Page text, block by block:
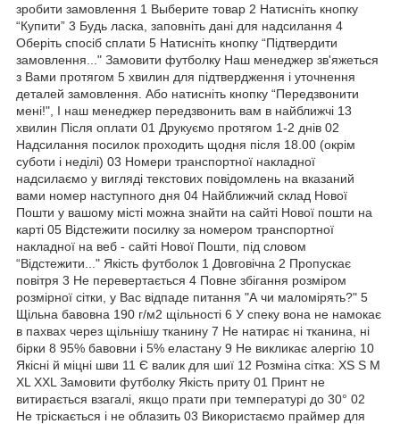
зробити замовлення 1 Выберите товар 2 Натисніть кнопку
“Купити” 3 Будь ласка, заповніть дані для надсилання 4
Оберіть спосіб сплати 5 Натисніть кнопку “Підтвердити
замовлення..." Замовити футболку Наш менеджер зв'яжеться
з Вами протягом 5 хвилин для підтвердження і уточнення
деталей замовлення. Або натисніть кнопку “Передзвонити
мені!", І наш менеджер передзвонить вам в найближчі 13
хвилин Після оплати 01 Друкуємо протягом 1-2 днів 02
Надсилання посилок проходить щодня після 18.00 (окрім
суботи і неділі) 03 Номери транспортної накладної
надсилаємо у вигляді текстових повідомлень на вказаний
вами номер наступного дня 04 Найближчий склад Нової
Пошти у вашому місті можна знайти на сайті Нової пошти на
карті 05 Відстежити посилку за номером транспортної
накладної на веб - сайті Нової Пошти, під словом
“Відстежити..." Якість футболок 1 Довговічна 2 Пропускає
повітря 3 Не перевертається 4 Повне збігання розміром
розмірної сітки, у Вас відпаде питання "А чи маломірять?" 5
Щільна бавовна 190 г/м2 щільності 6 У спеку вона не намокає
в пахвах через щільнішу тканину 7 Не натирає ні тканина, ні
бірки 8 95% бавовни і 5% еластану 9 Не викликає алергію 10
Якісні й міцні шви 11 Є валик для шиї 12 Розміна сітка: XS S M
XL XXL Замовити футболку Якість приту 01 Принт не
витирається взагалі, якщо прати при температурі до 30° 02
Не тріскається і не облазить 03 Використаємо праймер для